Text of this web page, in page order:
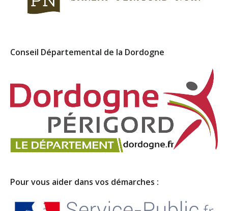
Conseil Départemental de la Dordogne
Pour vous aider dans vos démarches :